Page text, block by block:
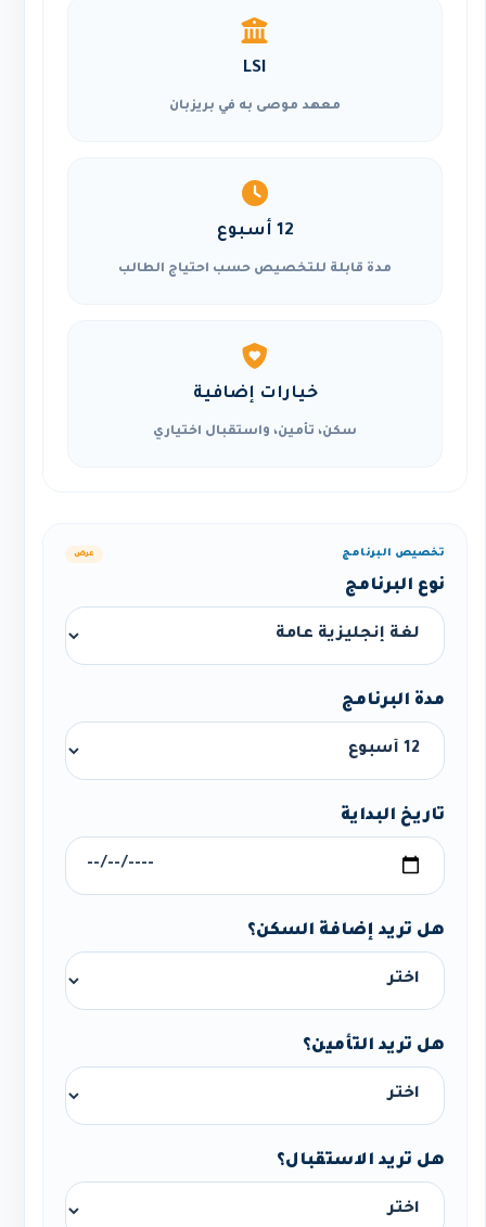
LSI
معهد موصى به في بريزبان
12 أسبوع
مدة قابلة للتخصيص حسب احتياج الطالب
خيارات إضافية
سكن، تأمين، واستقبال اختياري
تخصيص البرنامج عرض
نوع البرنامج
مدة البرنامج
تاريخ البداية
هل تريد إضافة السكن؟
هل تريد التأمين؟
هل تريد الاستقبال؟